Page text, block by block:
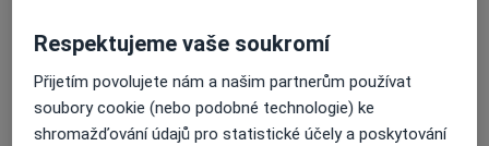
Informace o službách a cenách nejsou k dispozici
Tento specialista ještě nepřidával žádné informace o
svých službách.
Respektujeme vaše soukromí
Přijetím povolujete nám a našim partnerům používat
soubory cookie (nebo podobné technologie) ke
shromažďování údajů pro statistické účely a poskytování